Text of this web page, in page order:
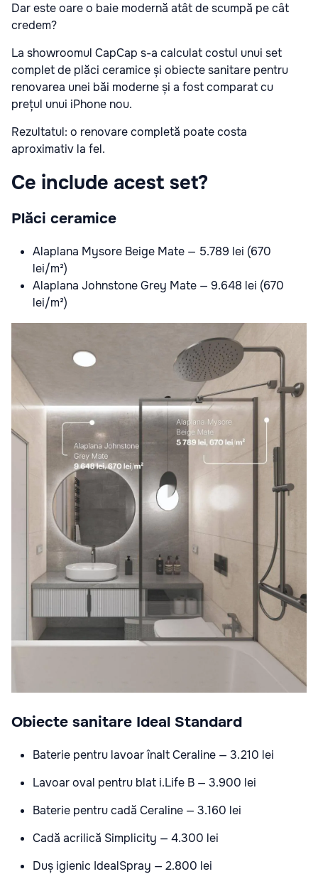
Dar este oare o baie modernă atât de scumpă pe cât
credem?
La showroomul CapCap s-a calculat costul unui set
complet de plăci ceramice și obiecte sanitare pentru
renovarea unei băi moderne și a fost comparat cu
prețul unui iPhone nou.
Rezultatul: o renovare completă poate costa
aproximativ la fel.
Ce include acest set?
Plăci ceramice
Alaplana Mysore Beige Mate — 5.789 lei (670
lei/m²)
Alaplana Johnstone Grey Mate — 9.648 lei (670
lei/m²)
Obiecte sanitare Ideal Standard
Baterie pentru lavoar înalt Ceraline — 3.210 lei
Lavoar oval pentru blat i.Life B — 3.900 lei
Baterie pentru cadă Ceraline — 3.160 lei
Cadă acrilică Simplicity — 4.300 lei
Duș igienic IdealSpray — 2.800 lei